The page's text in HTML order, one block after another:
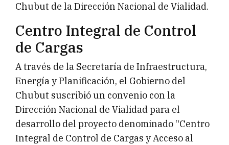
Chubut de la Dirección Nacional de Vialidad.
Centro Integral de Control
de Cargas
A través de la Secretaría de Infraestructura,
Energía y Planificación, el Gobierno del
Chubut suscribió un convenio con la
Dirección Nacional de Vialidad para el
desarrollo del proyecto denominado “Centro
Integral de Control de Cargas y Acceso al